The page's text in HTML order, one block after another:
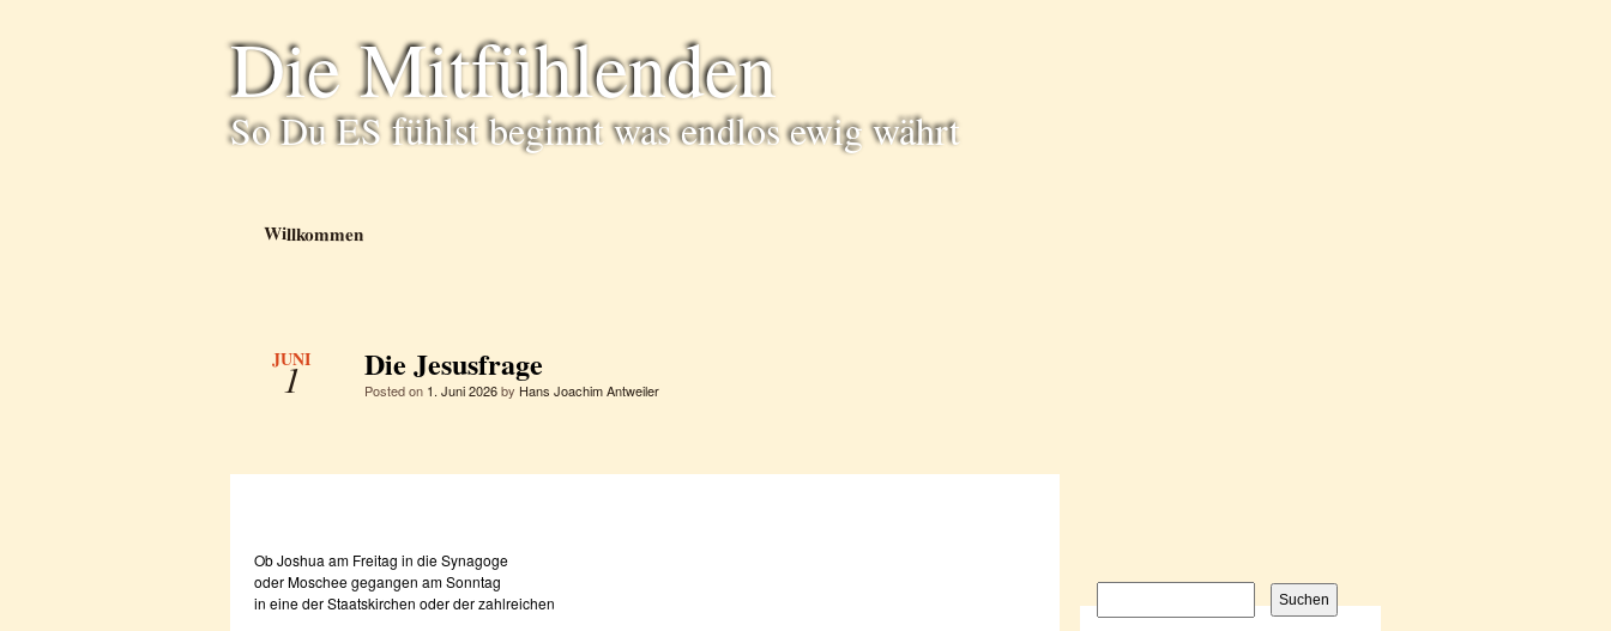
Die Mitfühlenden
So Du ES fühlst beginnt was endlos ewig währt
Willkommen
JUNI
1 Die Jesusfrage
Posted on 1. Juni 2026by Hans Joachim Antweiler
Ob Joshua am Freitag in die Synagoge
oder Moschee gegangen am Sonntag
in eine der Staatskirchen oder der zahlreichen
Suchen